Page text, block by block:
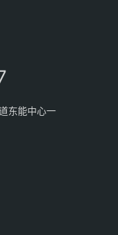
东能中心一